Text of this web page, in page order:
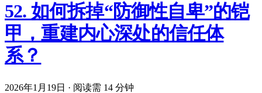
52. 如何拆掉“防御性自卑”的铠
甲，重建内心深处的信任体
系？
2026年1月19日 · 阅读需 14 分钟